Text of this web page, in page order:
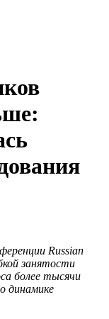
Russian
занятости
более тысячи
динамике